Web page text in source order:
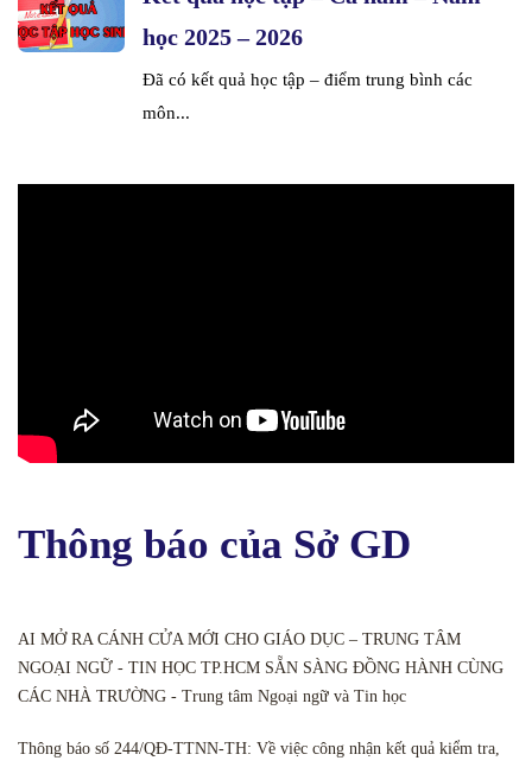
học 2025 – 2026
Đã có kết quả học tập – điểm trung bình các
môn...
Thông báo của Sở GD
AI MỞ RA CÁNH CỬA MỚI CHO GIÁO DỤC – TRUNG TÂM
NGOẠI NGỮ - TIN HỌC TP.HCM SẴN SÀNG ĐỒNG HÀNH CÙNG
CÁC NHÀ TRƯỜNG - Trung tâm Ngoại ngữ và Tin học
Thông báo số 244/QĐ-TTNN-TH: Về việc công nhận kết quả kiểm tra,